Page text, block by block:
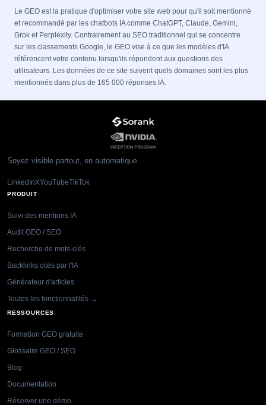
Le GEO est la pratique d'optimiser votre site web pour qu'il soit mentionné
et recommandé par les chatbots IA comme ChatGPT, Claude, Gemini,
Grok et Perplexity. Contrairement au SEO traditionnel qui se concentre
sur les classements Google, le GEO vise à ce que les modèles d'IA
référencent votre contenu lorsqu'ils répondent aux questions des
utilisateurs. Les données de ce site suivent quels domaines sont les plus
mentionnés dans plus de 165 000 réponses IA.
Soyez visible partout, en automatique
LinkedInXYouTubeTikTok
PRODUIT
Suivi des mentions IA
Audit GEO / SEO
Recherche de mots-clés
Backlinks cités par l'IA
Générateur d'articles
Toutes les fonctionnalités →
RESSOURCES
Formation GEO gratuite
Glossaire GEO / SEO
Blog
Documentation
Réserver une démo